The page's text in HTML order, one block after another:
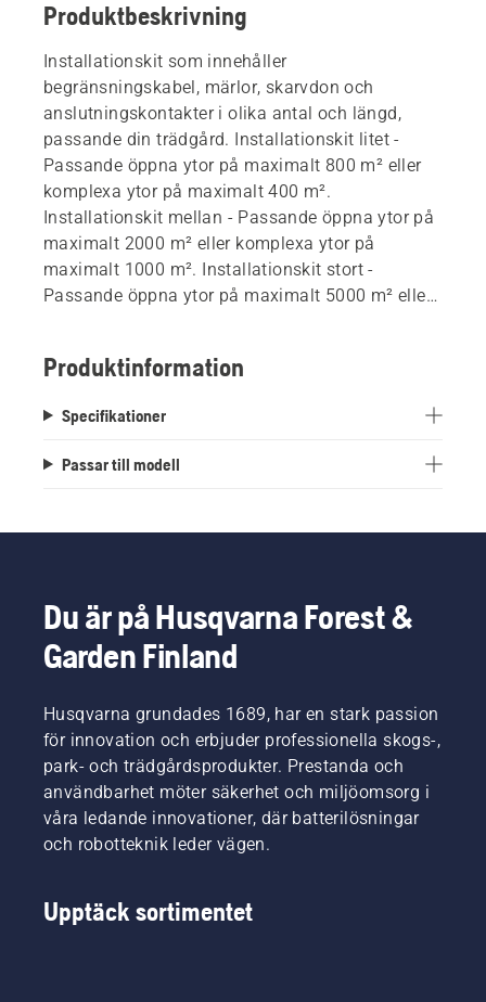
Produktbeskrivning
Installationskit som innehåller
begränsningskabel, märlor, skarvdon och
anslutningskontakter i olika antal och längd,
passande din trädgård. Installationskit litet -
Passande öppna ytor på maximalt 800 m² eller
komplexa ytor på maximalt 400 m².
Installationskit mellan - Passande öppna ytor på
maximalt 2000 m² eller komplexa ytor på
maximalt 1000 m². Installationskit stort -
Passande öppna ytor på maximalt 5000 m² eller
Produktinformation
Specifikationer
Passar till modell
Du är på Husqvarna Forest &
Garden Finland
Husqvarna grundades 1689, har en stark passion
för innovation och erbjuder professionella skogs-,
park- och trädgårdsprodukter. Prestanda och
användbarhet möter säkerhet och miljöomsorg i
våra ledande innovationer, där batterilösningar
och robotteknik leder vägen.
Upptäck sortimentet